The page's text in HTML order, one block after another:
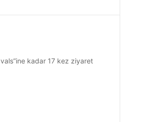
vals”ine kadar 17 kez ziyaret